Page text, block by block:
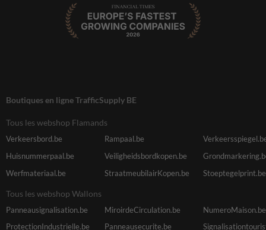
Boutiques en ligne TrafficSupply BE
Tous les webshop Flamands
Verkeersbord.be Rampaal.be
Huisnummerpaal.be
Veiligheidsbordkopen.be
Werfmateriaal.be
StraatmeubilairKopen.be Stoeptegelprint.be
Tous les webshop Wallons
Panneausignalisation.be MiroirdeCirculation.be
NumeroMaison.be
ProtectionIndustrielle.be
Panneausecurite.be